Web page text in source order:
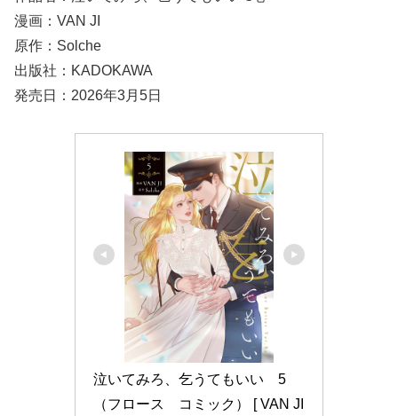
漫画：VAN JI
原作：Solche
出版社：KADOKAWA
発売日：2026年3月5日
泣いてみろ、乞うてもいい　5
（フロース　コミック） [ VAN JI